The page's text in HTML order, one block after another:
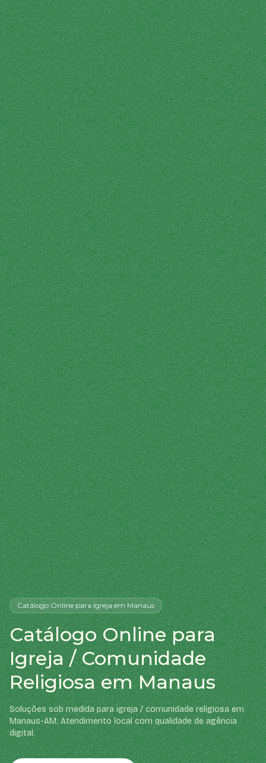
Catálogo Onlinepara Igrejaem Manaus
Catálogo Online para
Igreja / Comunidade
Religiosa em Manaus
Soluções sob medida para igreja / comunidade religiosa em
Manaus-AM. Atendimento local com qualidade de agência
digital.